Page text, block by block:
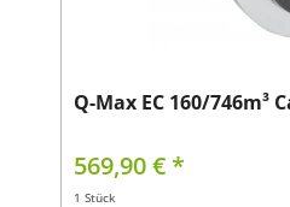
Q-Max EC 160/746m³
569,90 € *
1 Stück